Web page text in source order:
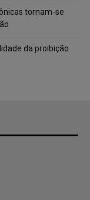
tornam-se
da proibição